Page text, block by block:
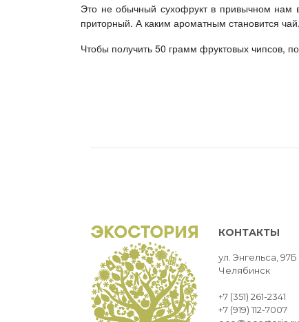
Это не обычный сухофрукт в привычном
приторный. А каким ароматным становится
Чтобы получить 50 грамм фруктовых чипсов,
КОНТАКТЫ
ул. Энгельса, 97Б
Челябинск
+7 (351) 261-2341
+7 (919) 112-7007